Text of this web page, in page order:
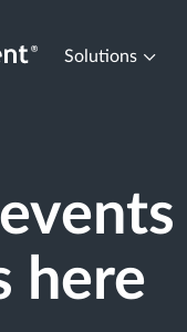
Solutions
here